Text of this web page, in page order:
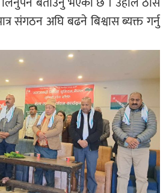
संगठन अघि बढने बिश्वास ब्यक्त गर्नु